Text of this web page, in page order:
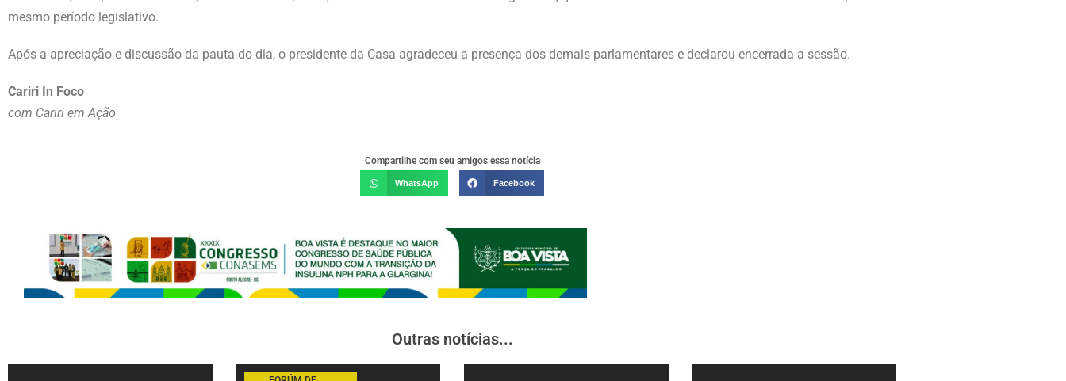
mesmo período legislativo.
Após a apreciação e discussão da pauta do dia, o presidente da Casa agradeceu a presença dos demais parlamentares e declarou encerrada a sessão.
Cariri In Foco
com Cariri em Ação
Compartilhe com seu amigos essa notícia
WhatsApp Facebook
Outras notícias...